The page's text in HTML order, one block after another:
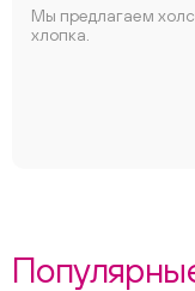
Мы предлагаем
хлопка.